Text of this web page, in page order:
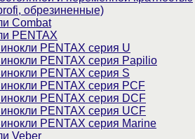
обрезиненные)
Combat
PENTAX
PENTAX серия U
PENTAX серия Papilio
PENTAX серия S
PENTAX серия PCF
PENTAX серия DCF
PENTAX серия UCF
PENTAX серия Marine
Veber